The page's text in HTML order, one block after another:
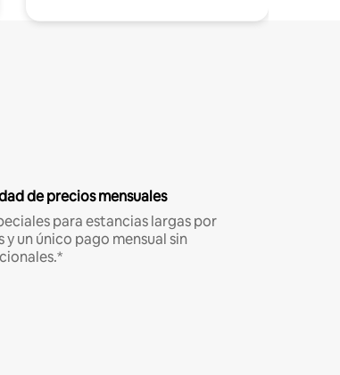
de precios mensuales
para estancias largas por
y un único pago mensual sin